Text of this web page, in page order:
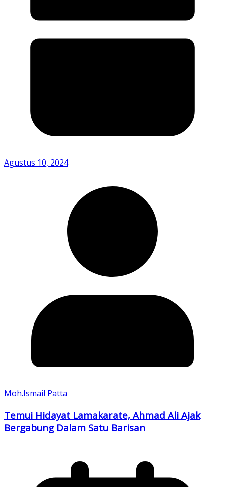
Agustus 10, 2024
Moh.Ismail Patta
Temui Hidayat Lamakarate, Ahmad Ali Ajak
Bergabung Dalam Satu Barisan